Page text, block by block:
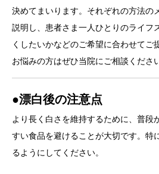
決めてまいります。それぞれの方法の
説明し、患者さま一人ひとりのライフ
くしたいかなどのご希望に合わせてご
お悩みの方はぜひ当院にご相談くださ
●漂白後の注意点
より長く白さを維持するために、普段
すい食品を避けることが大切です。特
るようにしてください。